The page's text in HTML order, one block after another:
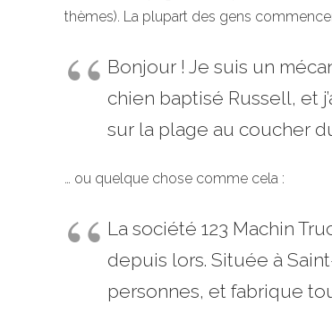
thèmes). La plupart des gens
Bonjour ! Je suis un
chien baptisé Russell, et
sur la plage au coucher
… ou quelque chose comme cela :
La société 123 Machin
depuis lors. Située à
personnes, et fabrique